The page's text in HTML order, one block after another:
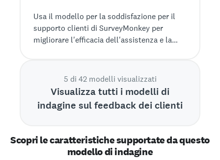
Usa il modello per la soddisfazione per il
supporto clienti di SurveyMonkey per
migliorare l'efficacia dell'assistenza e la
5 di 42 modelli visualizzati
Visualizza tutti i modelli di
indagine sul feedback dei clienti
Scopri le caratteristiche supportate da questo
modello di indagine